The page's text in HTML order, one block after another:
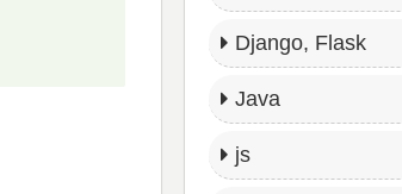
Django, Flask
Java
js